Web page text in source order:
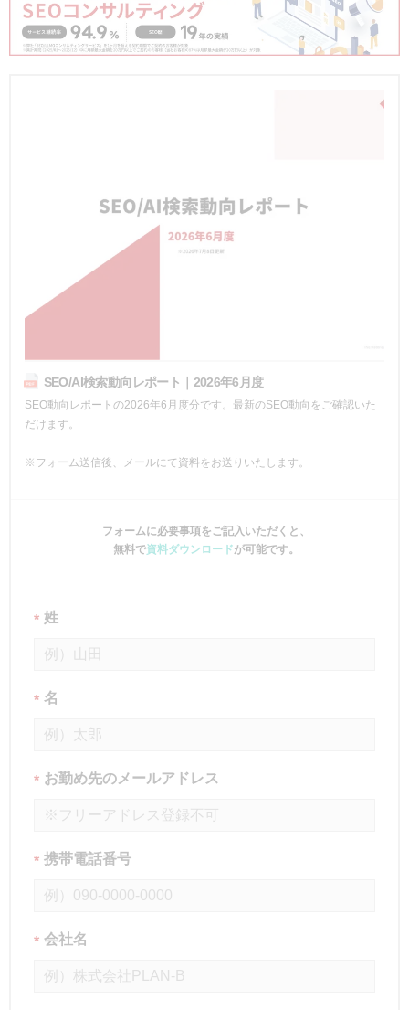
SEO/AI検索動向レポート｜2026年6月度
SEO動向レポートの2026年6月度分です。最新のSEO動向をご確認いた
だけます。
※フォーム送信後、メールにて資料をお送りいたします。
フォームに必要事項をご記入いただくと、
無料で資料ダウンロードが可能です。
* 姓
* 名
* お勤め先のメールアドレス
* 携帯電話番号
* 会社名